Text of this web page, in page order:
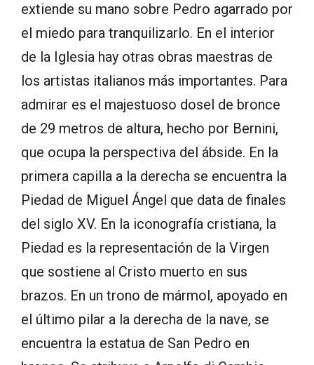
extiende su mano sobre Pedro agarrado por
el miedo para tranquilizarlo. En el interior
de la Iglesia hay otras obras maestras de
los artistas italianos más importantes. Para
admirar es el majestuoso dosel de bronce
de 29 metros de altura, hecho por Bernini,
que ocupa la perspectiva del ábside. En la
primera capilla a la derecha se encuentra la
Piedad de Miguel Ángel que data de finales
del siglo XV. En la iconografía cristiana, la
Piedad es la representación de la Virgen
que sostiene al Cristo muerto en sus
brazos. En un trono de mármol, apoyado en
el último pilar a la derecha de la nave, se
encuentra la estatua de San Pedro en